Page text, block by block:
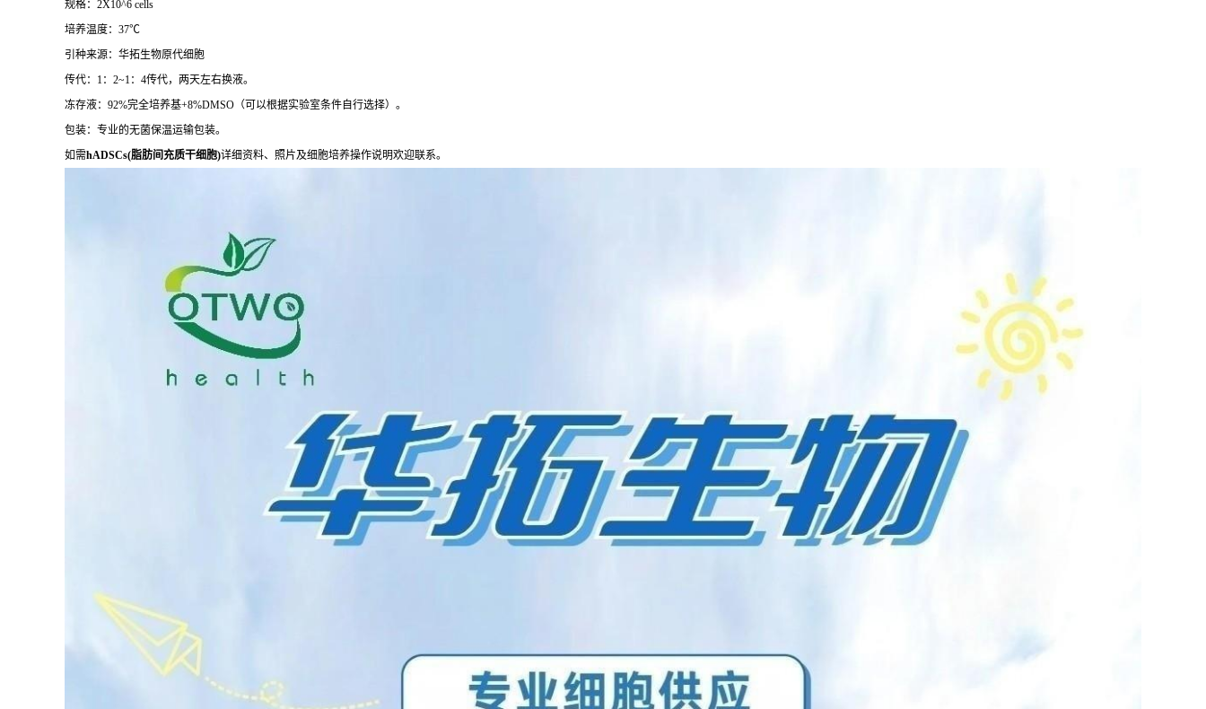
规格：2X10^6 cells
培养温度：37℃
引种来源：华拓生物原代细胞
传代：1：2~1：4传代，两天左右换液。
冻存液：92%完全培养基+8%DMSO（可以根据实验室条件自行选择）。
包装：专业的无菌保温运输包装。
如需hADSCs(脂肪间充质干细胞)详细资料、照片及细胞培养操作说明欢迎联系。